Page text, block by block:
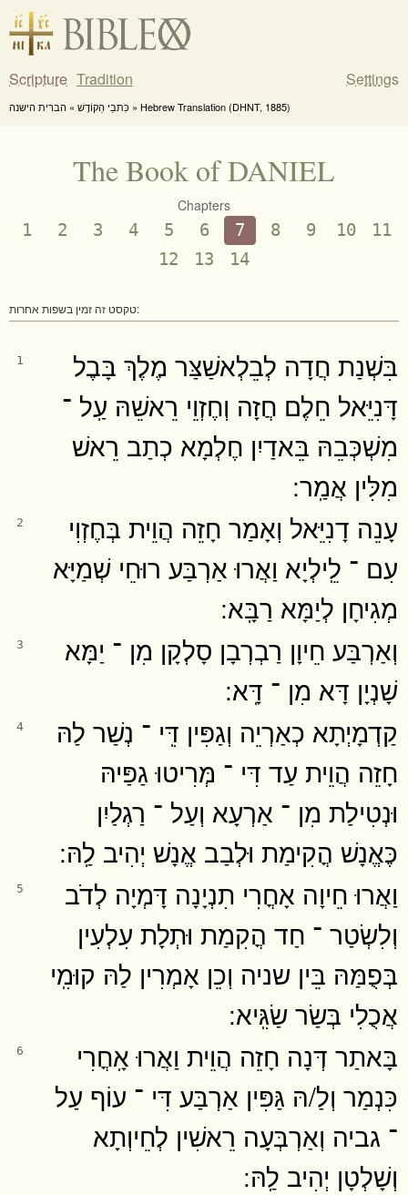
Scripture Tradition Settings
כִּתבֵי הַקוֹדֶשׁ » הברית הישנה » Hebrew Translation (DHNT, 1885)
The Book of DANIEL
Chapters
1 2 3 4 5 6 7 8 9 10
11
12
13 14
טקסט זה זמין בשפות אחרות:
1
בִּשְׁנַת חֲדָה לְבֵלְאשַׁצַּר מֶלֶךְ בָּבֶל
דָּנִיֵּאל חֵלֶם חֲזָה וְחֶזְוֵי רֵאשֵׁהּ עַֽל ־
מִשְׁכְּבֵהּ בֵּאדַיִן חֶלְמָא כְתַב רֵאשׁ
מִלִּין אֲמַֽר ׃
2
עָנֵה דָנִיֵּאל וְאָמַר חָזֵה הֲוֵית בְּחֶזְוִי
עִם ־ לֵֽילְיָא וַאֲרוּ אַרְבַּע רוּחֵי שְׁמַיָּא
מְגִיחָן לְיַמָּא רַבָּֽא ׃
3
וְאַרְבַּע חֵיוָן רַבְרְבָן סָלְקָן מִן ־ יַמָּא
שָׁנְיָן דָּא מִן ־ דָּֽא ׃
4
קַדְמָיְתָא כְאַרְיֵה וְגַפִּין דִּֽי ־ נְשַׁר לַהּ
חָזֵה הֲוֵית עַד דִּי ־ מְּרִיטוּ גַפַּיהּ
וּנְטִילַת מִן ־ אַרְעָא וְעַל ־ רַגְלַיִן
כֶּאֱנָשׁ הֳקִימַת וּלְבַב אֱנָשׁ יְהִיב לַֽהּ ׃
5
וַאֲרוּ חֵיוָה אָחֳרִי תִנְיָנָה דָּמְיָה לְדֹב
וְלִשְׂטַר ־ חַד הֳקִמַת וּתְלָת עִלְעִין
בְּפֻמַּהּ בֵּין שניה וְכֵן אָמְרִין לַהּ קוּמִֽי
אֲכֻלִי בְּשַׂר שַׂגִּֽיא ׃
6
בָּאתַר דְּנָה חָזֵה הֲוֵית וַאֲרוּ אָֽחֳרִי
כִּנְמַר וְלַ/הּ גַּפִּין אַרְבַּע דִּי ־ עוֹף עַל
־ גביה וְאַרְבְּעָה רֵאשִׁין לְחֵיוְתָא
וְשָׁלְטָן יְהִיב לַֽהּ ׃